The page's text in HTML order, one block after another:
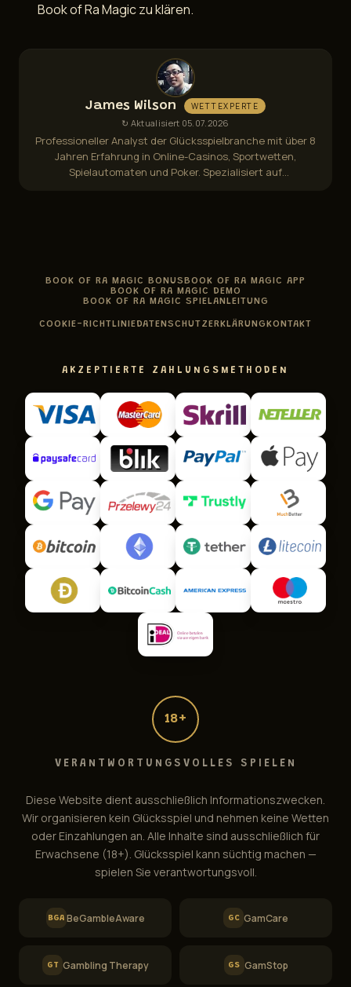
Book of Ra Magic zu klären.
James Wilson WETTEXPERTE
↻ Aktualisiert 05.07.2026
Professioneller Analyst der Glücksspielbranche mit über 8
Jahren Erfahrung in Online-Casinos, Sportwetten,
Spielautomaten und Poker. Spezialisiert auf
BOOK OF RA MAGIC BONUSBOOK OF RA MAGIC APP
BOOK OF RA MAGIC DEMO
BOOK OF RA MAGIC SPIELANLEITUNG
COOKIE-RICHTLINIEDATENSCHUTZERKLÄRUNGKONTAKT
AKZEPTIERTE ZAHLUNGSMETHODEN
18+
VERANTWORTUNGSVOLLES SPIELEN
Diese Website dient ausschließlich Informationszwecken.
Wir organisieren kein Glücksspiel und nehmen keine Wetten
oder Einzahlungen an. Alle Inhalte sind ausschließlich für
Erwachsene (18+). Glücksspiel kann süchtig machen —
spielen Sie verantwortungsvoll.
BGA BeGambleAware GC GamCare
GT Gambling Therapy GS GamStop
Book of Ra Magic Support